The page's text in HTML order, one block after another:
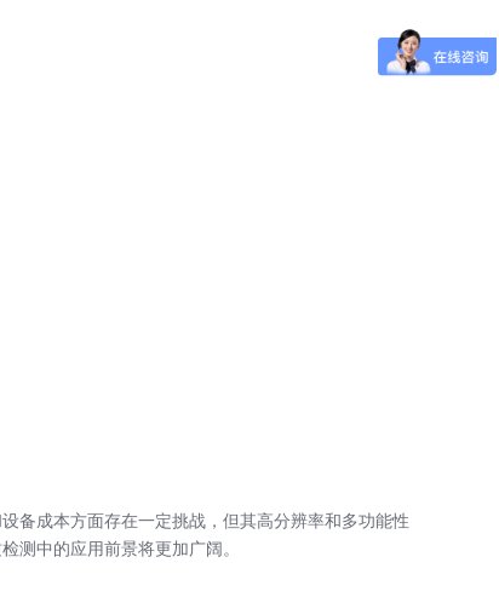
备成本方面存在一定挑战，但其高分辨率和多功能性
测中的应用前景将更加广阔。